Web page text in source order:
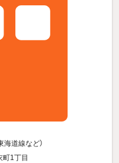
海道線など）
町1丁目